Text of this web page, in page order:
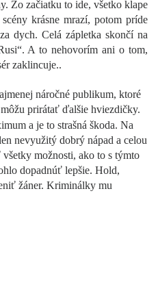
Zo začiatku to ide, všetko klape
krásne mrazí, potom príde
dych. Celá zápletka skončí na
A to nehovorím ani o tom,
zaklincuje..
náročné publikum, ktoré
prirátať ďalšie hviezdičky.
a je to strašná škoda. Na
nevyužitý dobrý nápad a celou
možnosti, ako to s týmto
dopadnúť lepšie. Hold,
žáner. Kriminálky mu